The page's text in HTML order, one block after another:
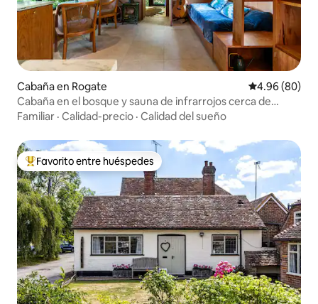
Cabaña en Rogate Calificación
4.96 (80)
Cabaña en el bosque y sauna de infrarrojos cerca de
Goodwood y Cowdray
Familiar · Calidad-precio · Calidad del sueño
Favorito entre huéspedes preferido
Favorito entre huéspedes